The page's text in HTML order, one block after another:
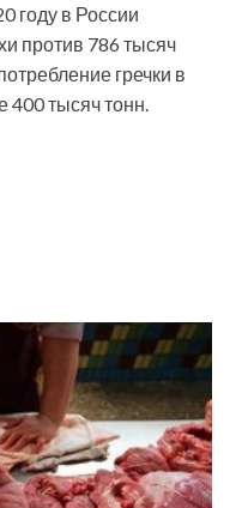
году в России
против 786 тысяч
гречки в
400 тысяч тонн.